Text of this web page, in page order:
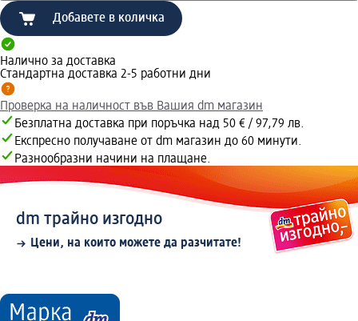
Добавете в количка
Налично за доставка
Стандартна доставка 2-5 работни дни
Проверка на наличност във Вашия dm магазин
Безплатна доставка при поръчка над 50 € / 97,79 лв.
Експресно получаване от dm магазин до 60 минути.
Разнообразни начини на плащане.
dm трайно изгодно
Цени, на които можете да разчитате!